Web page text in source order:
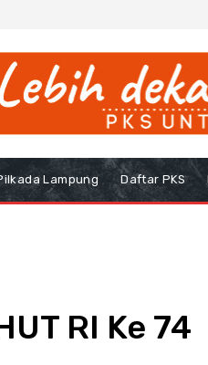
Lampung Daftar PKS
RI Ke 74